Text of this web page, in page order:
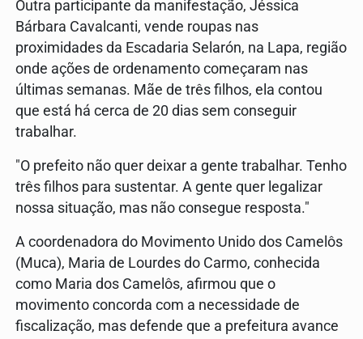
Outra participante da manifestação, Jéssica
Bárbara Cavalcanti, vende roupas nas
proximidades da Escadaria Selarón, na Lapa, região
onde ações de ordenamento começaram nas
últimas semanas. Mãe de três filhos, ela contou
que está há cerca de 20 dias sem conseguir
trabalhar.
"O prefeito não quer deixar a gente trabalhar. Tenho
três filhos para sustentar. A gente quer legalizar
nossa situação, mas não consegue resposta."
A coordenadora do Movimento Unido dos Camelôs
(Muca), Maria de Lourdes do Carmo, conhecida
como Maria dos Camelôs, afirmou que o
movimento concorda com a necessidade de
fiscalização, mas defende que a prefeitura avance